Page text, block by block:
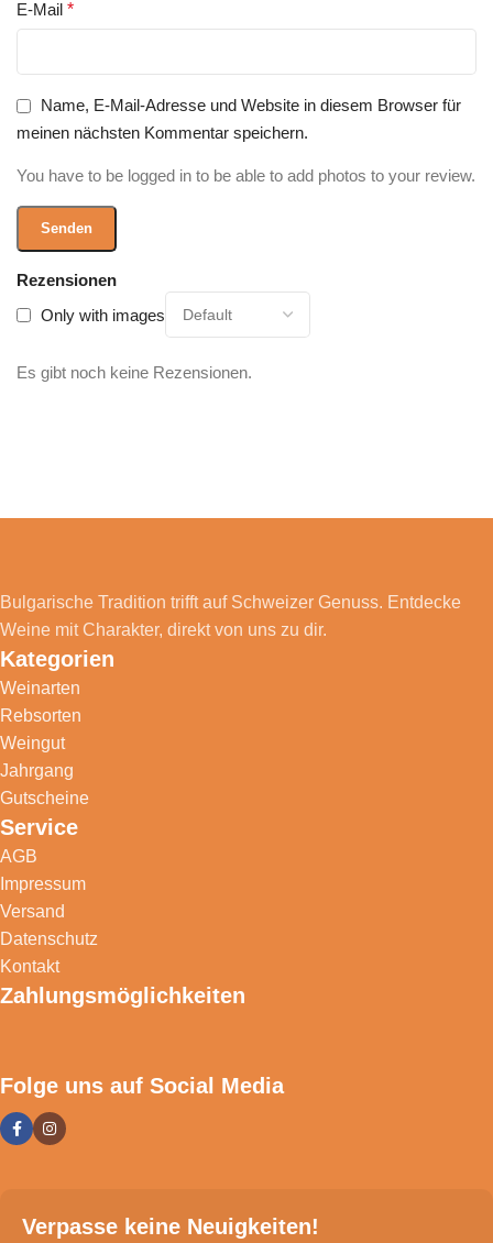
Rezensionen
Only with images
Es gibt noch keine Rezensionen.
E-Mail *
Name, E-Mail-Adresse und Website in diesem Browser für
meinen nächsten Kommentar speichern.
You have to be logged in to be able to add photos to your review.
Bulgarische Tradition trifft auf Schweizer Genuss. Entdecke
Weine mit Charakter, direkt von uns zu dir.
Kategorien
Weinarten
Rebsorten
Weingut
Jahrgang
Gutscheine
Service
AGB
Impressum
Versand
Datenschutz
Kontakt
Zahlungsmöglichkeiten
Folge uns auf Social Media
Verpasse keine Neuigkeiten!